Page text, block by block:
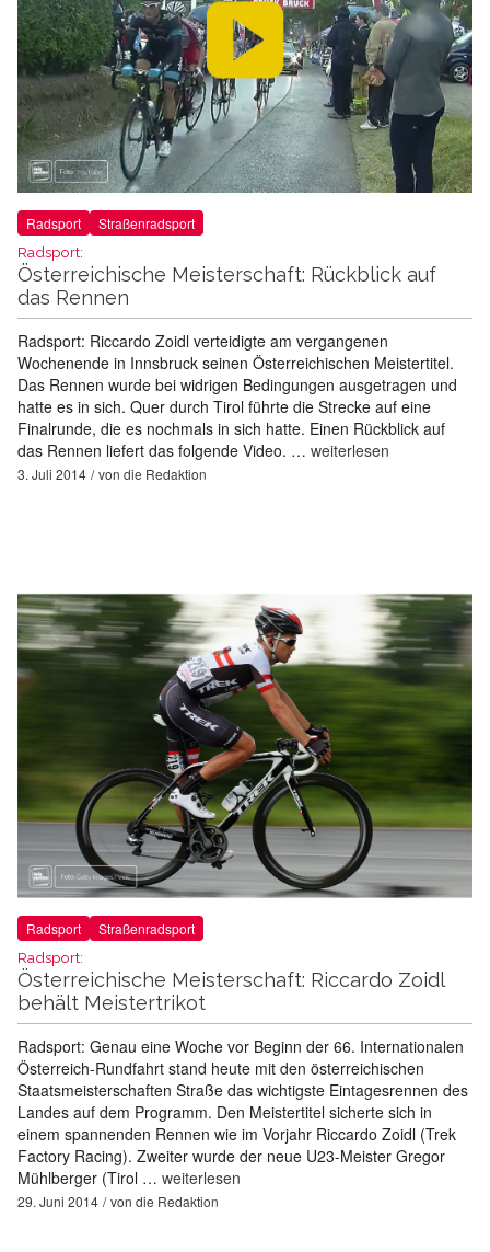
Radsport Straßenradsport
Radsport:
Österreichische Meisterschaft: Rückblick auf
das Rennen
Radsport: Riccardo Zoidl verteidigte am vergangenen
Wochenende in Innsbruck seinen Österreichischen Meistertitel.
Das Rennen wurde bei widrigen Bedingungen ausgetragen und
hatte es in sich. Quer durch Tirol führte die Strecke auf eine
Finalrunde, die es nochmals in sich hatte. Einen Rückblick auf
das Rennen liefert das folgende Video. … weiterlesen
3. Juli 2014 von die Redaktion
Radsport Straßenradsport
Radsport:
Österreichische Meisterschaft: Riccardo Zoidl
behält Meistertrikot
Radsport: Genau eine Woche vor Beginn der 66. Internationalen
Österreich-Rundfahrt stand heute mit den österreichischen
Staatsmeisterschaften Straße das wichtigste Eintagesrennen des
Landes auf dem Programm. Den Meistertitel sicherte sich in
einem spannenden Rennen wie im Vorjahr Riccardo Zoidl (Trek
Factory Racing). Zweiter wurde der neue U23-Meister Gregor
Mühlberger (Tirol … weiterlesen
29. Juni 2014 von die Redaktion